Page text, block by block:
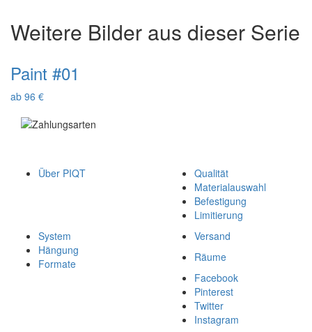
Weitere Bilder aus dieser Serie
Paint #01
ab 96 €
Über PIQT
Qualität
Materialauswahl
Befestigung
Limitierung
System
Hängung
Formate
Versand
Räume
Facebook
Pinterest
Twitter
Instagram